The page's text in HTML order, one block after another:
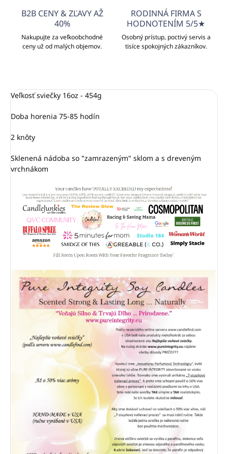
B2B CENY & ZĽAVY AŽ
40%
Nakupujte za veľkoobchodné
ceny už od malých objemov.
RODINNÁ FIRMA S
HODNOTENÍM 5/5★
Osobný prístup, poctivý servis a
tisíce spokojných zákazníkov.
Veľkosť sviečky 16oz - 454g
Doba horenia 75-85 hodín
2 knôty
Sklenená nádoba so "zamrazeným" sklom a s dreveným
vrchnákom